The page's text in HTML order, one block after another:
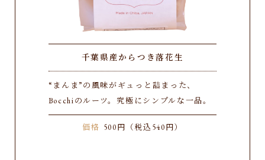
千葉県産からつき落花生
“まんま”の風味がギュっと詰まった、
Bocchiのルーツ。究極にシンプルな一品。
価格 500円（税込540円）